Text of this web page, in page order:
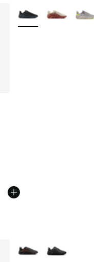
Plus de couleurs
Plus de couleurs